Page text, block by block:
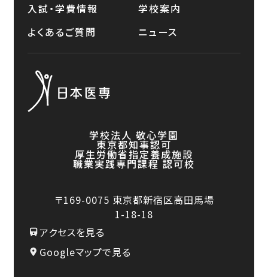
学校法人 敬心学園
東京都知事認可
厚生労働省指定養成施設
職業実践専門課程 認可校
〒169-0075 東京都新宿区高田馬場
1-18-18
アクセスを見る
Googleマップで見る
入試・学費情報
学校案内
よくあるご質問
ニュース